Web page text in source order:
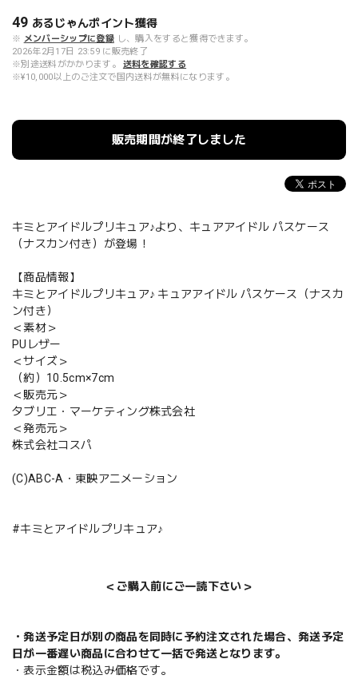
49 あるじゃんポイント獲得
※ メンバーシップに登録 し、購入をすると獲得できます。
2026年2月17日 23:59 に販売終了
※別途送料がかかります。
送料を確認する
※¥10,000以上のご注文で国内送料が無料になります。
販売期間が終了しました
キミとアイドルプリキュア♪より、キュアアイドル パスケース
（ナスカン付き）が登場！
【商品情報】
キミとアイドルプリキュア♪ キュアアイドル パスケース（ナスカ
ン付き）
＜素材＞
PUレザー
＜サイズ＞
（約）10.5cm×7cm
＜販売元＞
タブリエ・マーケティング株式会社
＜発売元＞
株式会社コスパ
(C)ABC-A・東映アニメーション
#キミとアイドルプリキュア♪
＜ご購入前にご一読下さい＞
・発送予定日が別の商品を同時に予約注文された場合、発送予定
日が一番遅い商品に合わせて一括で発送となります。
・表示金額は税込み価格です。